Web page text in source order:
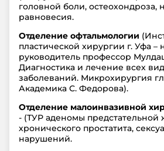
головной боли, остеохондроза,
равновесия.
Отделение офтальмологии
пластической хирургии г. Уфа –
руководитель профессор
Диагностика и лечение всех
заболеваний. Микрохирургия
Академика С. Федорова).
Отделение малоинвазивной
- (ТУР аденомы предстательной
хронического простатита,
нарушений.